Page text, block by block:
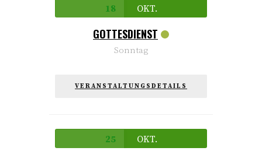
18 OKT.
GOTTESDIENST
Sonntag
VERANSTALTUNGSDETAILS
25 OKT.